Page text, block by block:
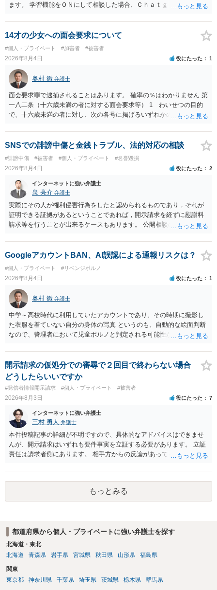
ます。 学習機能をＯＮにして相談した場合、Ｃｈａｔｇｐｔがｏｐｅ
する可能性がありますが、個人名や会社名を特定していない限り、一
般論として抽象化されて回答に織り込まれる可能性が生じるにすぎま
せんので、その情報自体が、秘密情報に当たるとは思えませんし、名
誉棄損として、個人や会社に対する誹謗中傷の不特定多数への公開に
当たるとも思われません。 もちろん、誰がその内容をｃｈａｔｇｐｔ
に入力したかも第三者にしられることはないので、個人や会社の特定
をせずに書き込んだことで（おそらく特定して書き込んだとして
も）、相談者さんが刑事民事の責任に問われることはないでしょう。
私見ながらご参考まで。
14才の少女への面会要求について
#個人・プライベート #加害者 #被害者
2026年8月4日 役にたった 1
奥村 徹 弁護士
面会要求罪で逮捕されることはあります。 確率の％はわかりません 第
一八二条（十六歳未満の者に対する面会要求等） 1 わいせつの目的
で、十六歳未満の者に対し、次の各号に掲げるいずれかの行為をした
が生まれた日より五年以上前の日に生まれた者に限る。）は、一年以
下の拘禁刑又は五十万円以下の罰金に処する。 一 威迫し、偽計を用
い又は誘惑して面会を要求すること。 二 拒まれたにもかかわらず、
反復して面会を要求すること。 三 金銭その他の利益を供与し、又は
その申込み若しくは約束をして面会を要求すること。 2前項の罪を犯
し、よってわいせつの目的で当該十六歳未満の者と面会をした者は、
二年以下の拘禁刑又は百万円以下の罰金に処する。
SNSでの誹謗中傷と金銭トラブル、法的対応の相談
#誹謗中傷 #被害者 #個人・プライベート #名誉毀損
2026年8月4日 役にたった 2
インターネットに強い弁護士
泉 亮介 弁護士
実際にその人が権利侵害行為をしたと認められるものであり，それが
証明できる証拠があるということであれば，開示請求を経ずに慰謝料
請求等を行うことが出来るケースもあります。 公開相談の場では回答
に個別に相談されると良いでしょう。
GoogleアカウントBAN、AI誤認による通報リスクは？
#個人・プライベート #リベンジポルノ
2026年8月4日 役にたった 1
奥村 徹 弁護士
中学～高校時代に利用していたアカウントであり、その時期に撮影し
た衣服を着ていない自分の身体の写真 というのも、自動的な絵面判断
なので、管理者において児童ポルノと判定される可能性があります。
開示請求の仮処分での審尋で２回目で終わらない場合
どうしたらいいですか
#発信者情報開示請求 #個人・プライベート #被害者
2026年8月3日 役にたった 7
インターネットに強い弁護士
三村 勇人 弁護士
本件投稿記事の詳細が不明ですので、具体的なアドバイスはできませ
んが、開示請求はいずれも要件事実を立証する必要があります。 立証
責任は請求者側にあります。 相手方からの反論があっても、裁判官が
方が口頭で反論したのは、仮処分は迅速性が要求されるためです。 書
面での反論となれば、より遅延する可能性がございます。 また、本件
はXのため、APのIPアドレスの保存期間の問題もございます。 開示請
求は法律知識が不可欠ですが、それだけでは足りず、実務を踏まえた
もっとみる
都道府県から個人・プライベートに強い弁護士を探す
北海道・東北
北海道
青森県 岩手県 宮城県 秋田県 山形県 福島県
関東
東京都
神奈川県 千葉県 埼玉県 茨城県 栃木県 群馬県